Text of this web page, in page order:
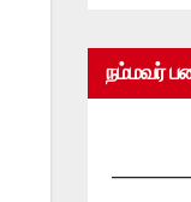
நம்மவர்